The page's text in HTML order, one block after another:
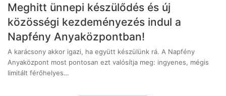
Meghitt ünnepi készülődés és új
közösségi kezdeményezés indul a
Napfény Anyaközpontban!
A karácsony akkor igazi, ha együtt készülünk rá. A Napfény
Anyaközpont most pontosan ezt valósítja meg: ingyenes, mégis
limitált férőhelyes…